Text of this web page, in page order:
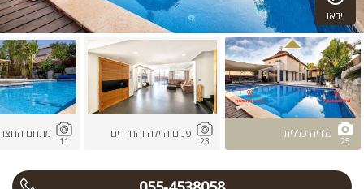
וידאו
25
גלריה כללית
23
פנים הוילה והחדרים
11
מתחם החצר